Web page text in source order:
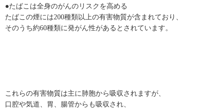
●たばこは全身のがんのリスクを高める
たばこの煙には200種類以上の有害物質が含まれており、
そのうち約60種類に発がん性があるとされています。
これらの有害物質は主に肺胞から吸収されますが、
口腔や気道、胃、腸管からも吸収され、